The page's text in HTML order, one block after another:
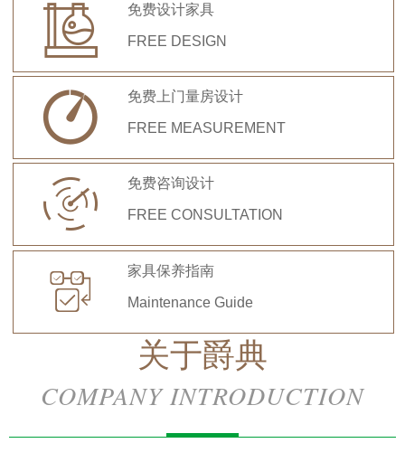
 免费设计家具
FREE DESIGN
 免费上门量房设计
FREE MEASUREMENT
 免费咨询设计
FREE CONSULTATION
 家具保养指南
Maintenance Guide
关于爵典
COMPANY INTRODUCTION